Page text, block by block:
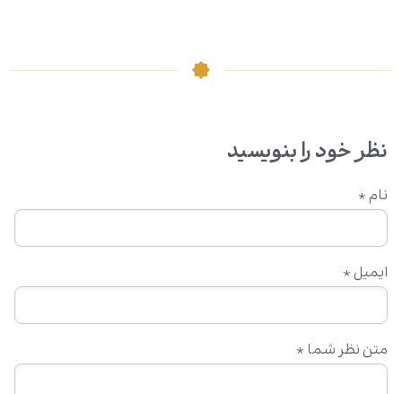
نظر خود را بنویسید
متن نظر شما *
نام *
ایمیل *